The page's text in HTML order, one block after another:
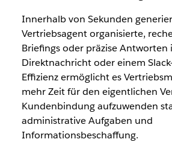
Innerhalb von Sekunden
Vertriebsagent organisierte,
Briefings oder präzise Antworten
Direktnachricht oder einem
Effizienz ermöglicht es
mehr Zeit für den eigentlichen
Kundenbindung aufzuwenden
administrative Aufgaben und
Informationsbeschaffung.